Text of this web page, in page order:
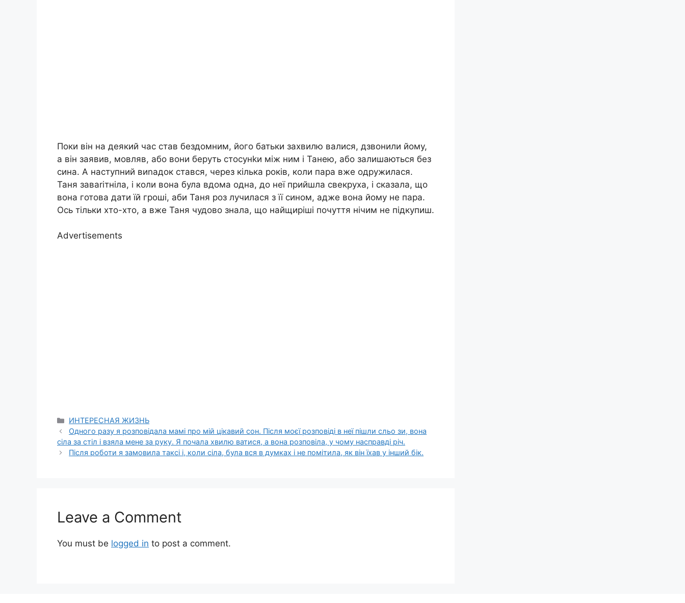
Поки він на деякий час став бездомним, його батьки захвилю валися, дзвонили йому,
а він заявив, мовляв, або вони беруть стосунkи між ним і Танею, або залишаються без
сина. А наступний виnадок стався, через кілька років, коли пара вже одружилася.
Таня заваrітніла, і коли вона була вдома одна, до неї прийшла свекруха, і сказала, що
вона готова дати їй гроші, аби Таня роз лучилася з її сином, адже вона йому не пара.
Ось тільки хто-хто, а вже Таня чудово знала, що найщиріші почуття нічим не підкупиш.
Advertisements
Categories
ИНТЕРЕСНАЯ ЖИЗНЬ
Одного разу я розповідала мамі про мій цікавий сон. Після моєї розповіді в неї пішли сльо зи, вона
сіла за стіл і взяла мене за руку. Я почала хвилю ватися, а вона розповіла, у чому насправді річ.
Після роботи я замовила таксі і, коли сіла, була вся в думках і не помітила, як він їхав у інший бік.
Leave a Comment
You must be logged in to post a comment.